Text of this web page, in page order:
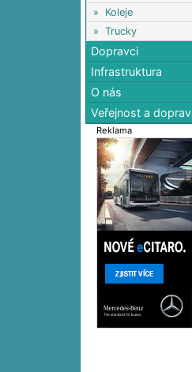
» Koleje
» Trucky
Dopravci
Infrastruktura
O nás
Veřejnost a
Reklama